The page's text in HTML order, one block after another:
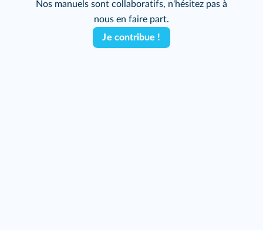
Nos manuels sont collaboratifs, n'hésitez pas à
nous en faire part.
Je contribue !